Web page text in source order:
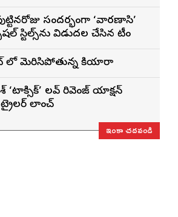
సందర్భంగా ‘వారణాసి’
స్టిల్స్‌ను విడుదల చేసిన టీం
లో మెరిసిపోతున్న కియారా
‘టాక్సిక్’ లవ్ రివెంజ్ యాక్షన్
లాంచ్
ఇంకా చదవండి